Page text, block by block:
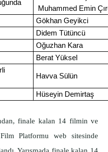
Muhammed Emin
Gökhan Geyikci
Didem Tütüncü
Oğuzhan Kara
Berat Yüksel
Havva Sülün
Hüseyin Demirtaş
finale kalan 14 filmin ve
Platformu web sitesinde
Yarışmada finale kalan 14